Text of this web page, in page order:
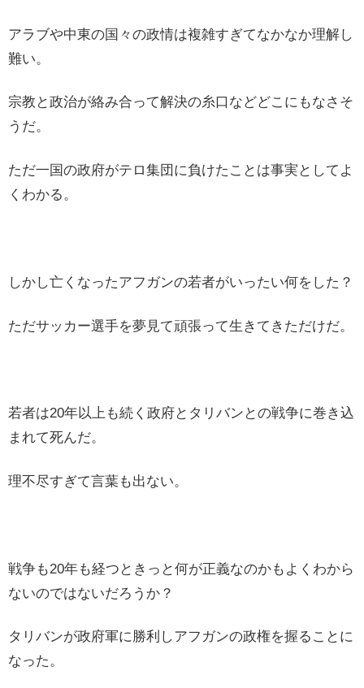
アラブや中東の国々の政情は複雑すぎてなかなか理解し
難い。
宗教と政治が絡み合って解決の糸口などどこにもなさそ
うだ。
ただ一国の政府がテロ集団に負けたことは事実としてよ
くわかる。
しかし亡くなったアフガンの若者がいったい何をした？
ただサッカー選手を夢見て頑張って生きてきただけだ。
若者は20年以上も続く政府とタリバンとの戦争に巻き込
まれて死んだ。
理不尽すぎて言葉も出ない。
戦争も20年も経つときっと何が正義なのかもよくわから
ないのではないだろうか？
タリバンが政府軍に勝利しアフガンの政権を握ることに
なった。